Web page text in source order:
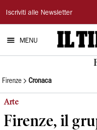
Il
Tirreno
Iscriviti alle Newsletter
MENU
Firenze Cronaca
Arte
Firenze, il